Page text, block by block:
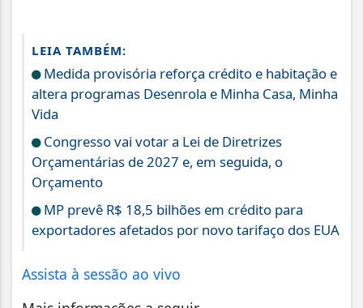
LEIA TAMBÉM:
Medida provisória reforça crédito e habitação e
altera programas Desenrola e Minha Casa, Minha
Vida
Congresso vai votar a Lei de Diretrizes
Orçamentárias de 2027 e, em seguida, o
Orçamento
MP prevê R$ 18,5 bilhões em crédito para
exportadores afetados por novo tarifaço dos EUA
Assista à sessão ao vivo